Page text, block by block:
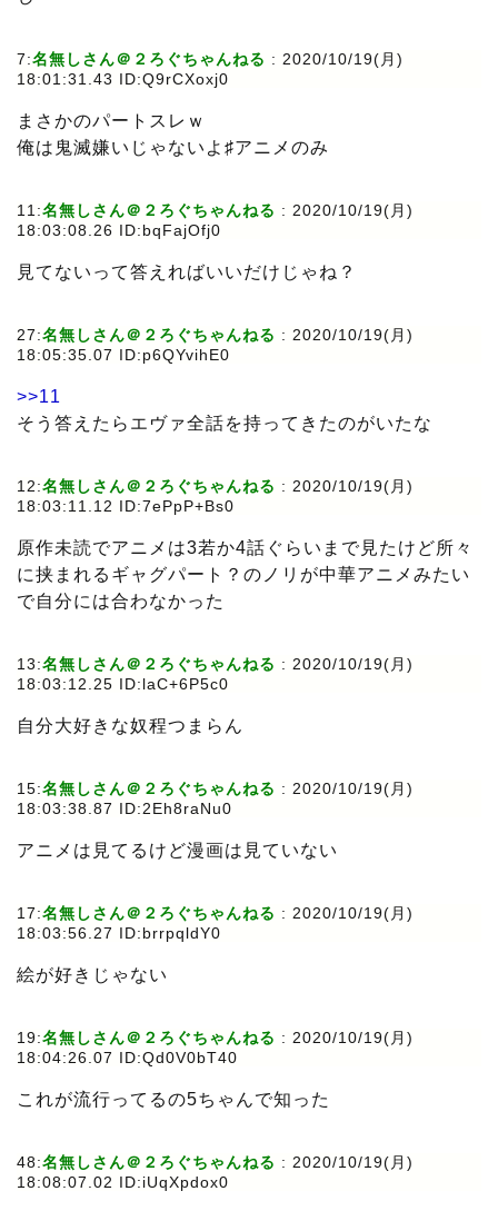
7:名無しさん＠２ろぐちゃんねる : 2020/10/19(月)
18:01:31.43 ID:Q9rCXoxj0
まさかのパートスレｗ
俺は鬼滅嫌いじゃないよ♯アニメのみ
11:名無しさん＠２ろぐちゃんねる : 2020/10/19(月)
18:03:08.26 ID:bqFajOfj0
見てないって答えればいいだけじゃね？
27:名無しさん＠２ろぐちゃんねる : 2020/10/19(月)
18:05:35.07 ID:p6QYvihE0
>>11
そう答えたらエヴァ全話を持ってきたのがいたな
12:名無しさん＠２ろぐちゃんねる : 2020/10/19(月)
18:03:11.12 ID:7ePpP+Bs0
原作未読でアニメは3若か4話ぐらいまで見たけど所々
に挟まれるギャグパート？のノリが中華アニメみたい
で自分には合わなかった
13:名無しさん＠２ろぐちゃんねる : 2020/10/19(月)
18:03:12.25 ID:laC+6P5c0
自分大好きな奴程つまらん
15:名無しさん＠２ろぐちゃんねる : 2020/10/19(月)
18:03:38.87 ID:2Eh8raNu0
アニメは見てるけど漫画は見ていない
17:名無しさん＠２ろぐちゃんねる : 2020/10/19(月)
18:03:56.27 ID:brrpqldY0
絵が好きじゃない
19:名無しさん＠２ろぐちゃんねる : 2020/10/19(月)
18:04:26.07 ID:Qd0V0bT40
これが流行ってるの5ちゃんで知った
48:名無しさん＠２ろぐちゃんねる : 2020/10/19(月)
18:08:07.02 ID:iUqXpdox0